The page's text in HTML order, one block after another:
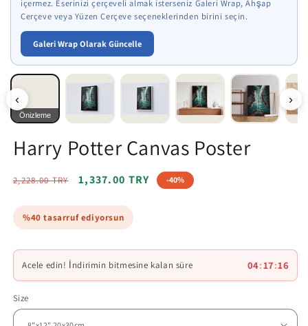
içermez. Eserinizi çerçeveli almak isterseniz Galeri Wrap, Ahşap
Çerçeve veya Yüzen Çerçeve seçeneklerinden birini seçin.
Galeri Wrap Olarak Güncelle
‹ ›
Önizleme
Harry Potter Canvas Poster
Regular
2,228.00 TRY
Sale
1,337.00 TRY -40%
%40 tasarruf ediyorsun
Acele edin! İndirimin bitmesine kalan süre 04:17:14
Size